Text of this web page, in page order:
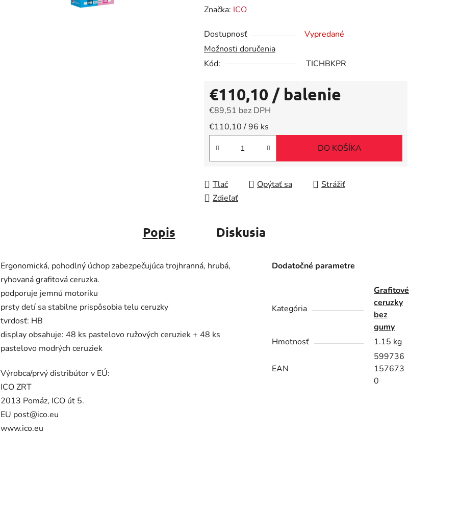
hodnotenie
je
0,0
z
hviezdičiek.
Značka: ICO
Dostupnosť
Vypredané
Možnosti doručenia
Kód:
TICHBKPR
€110,10 / balenie
€89,51 bez DPH
Jednotková cena:
€110,10 / 96 ks
DO KOŠÍKA
Tlač Opýtať sa
Strážiť
Zdieľať
Popis Diskusia
Ergonomická, pohodlný úchop zabezpečujúca trojhranná, hrubá,
ryhovaná grafitová ceruzka.
podporuje jemnú motoriku
prsty detí sa stabilne prispôsobia telu ceruzky
tvrdosť: HB
display obsahuje: 48 ks pastelovo ružových ceruziek + 48 ks
pastelovo modrých ceruziek
Výrobca/prvý distribútor v EÚ:
ICO ZRT
2013 Pomáz, ICO út 5.
EU post@ico.eu
www.ico.eu
Dodatočné parametre
Kategória
Grafitové
ceruzky
bez
gumy
Hmotnosť
1.15 kg
EAN
599736
157673
0